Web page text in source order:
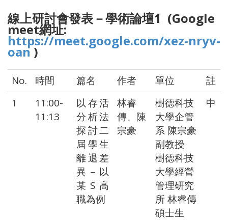
線上研討會發表－學術論壇1 (Google
meet網址:
https://meet.google.com/xez-nryv-
oan )
No. 時間 篇名 作者 單位
註
1
11:00-
11:13
以存活
分析法
探討二
屆學生
離退差
異－以
某S高
職為例
林睿
傳、陳
宗豪
樹德科技
大學企管
系 陳宗豪
副教授
樹德科技
大學經營
管理研究
所 林睿傳
碩士生
中